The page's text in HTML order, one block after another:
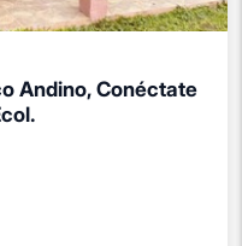
Andino, Conéctate